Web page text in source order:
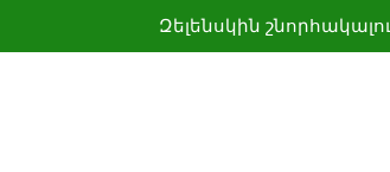
Զելենսկին